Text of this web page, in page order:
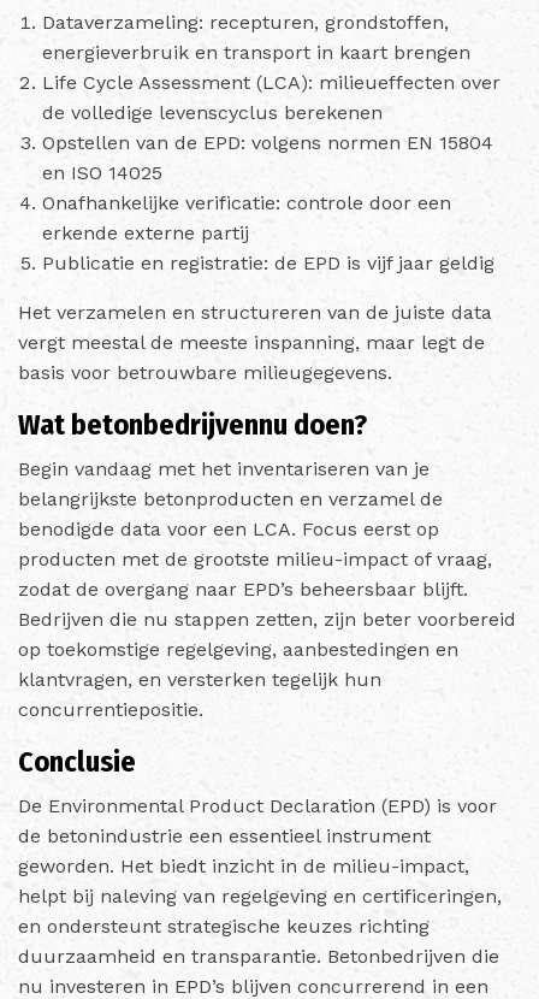
Dataverzameling: recepturen, grondstoffen,
energieverbruik en transport in kaart brengen
Life Cycle Assessment (LCA): milieueffecten over
de volledige levenscyclus berekenen
Opstellen van de EPD: volgens normen EN 15804
en ISO 14025
Onafhankelijke verificatie: controle door een
erkende externe partij
Publicatie en registratie: de EPD is vijf jaar geldig
Het verzamelen en structureren van de juiste data
vergt meestal de meeste inspanning, maar legt de
basis voor betrouwbare milieugegevens.
Wat betonbedrijvennu doen?
Begin vandaag met het inventariseren van je
belangrijkste betonproducten en verzamel de
benodigde data voor een LCA. Focus eerst op
producten met de grootste milieu-impact of vraag,
zodat de overgang naar EPD’s beheersbaar blijft.
Bedrijven die nu stappen zetten, zijn beter voorbereid
op toekomstige regelgeving, aanbestedingen en
klantvragen, en versterken tegelijk hun
concurrentiepositie.
Conclusie
De Environmental Product Declaration (EPD) is voor
de betonindustrie een essentieel instrument
geworden. Het biedt inzicht in de milieu-impact,
helpt bij naleving van regelgeving en certificeringen,
en ondersteunt strategische keuzes richting
duurzaamheid en transparantie. Betonbedrijven die
nu investeren in EPD’s blijven concurrerend in een